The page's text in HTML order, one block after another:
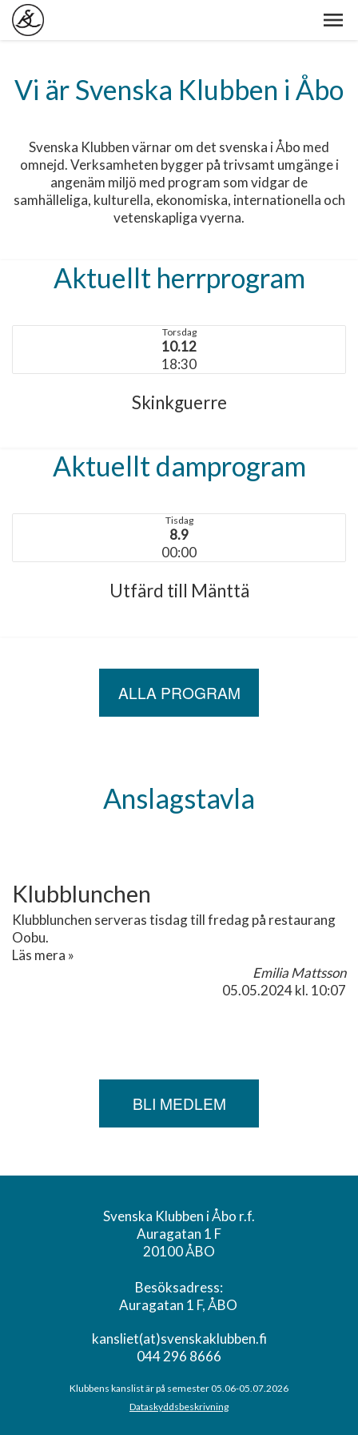
Vi är Svenska Klubben i Åbo
Svenska Klubben värnar om det svenska i Åbo med
omnejd. Verksamheten bygger på trivsamt umgänge i
angenäm miljö med program som vidgar de
samhälleliga, kulturella, ekonomiska, internationella och
vetenskapliga vyerna.
Aktuellt herrprogram
Torsdag
10.12
18:30
Skinkguerre
Aktuellt damprogram
Tisdag
8.9
00:00
Utfärd till Mänttä
ALLA PROGRAM
Anslagstavla
Klubblunchen
Klubblunchen serveras tisdag till fredag på restaurang
Oobu.
Läs mera »
Emilia Mattsson
05.05.2024kl. 10:07
BLI MEDLEM
Svenska Klubben i Åbo r.f.
Auragatan 1 F
20100 ÅBO
Besöksadress:
Auragatan 1 F, ÅBO
kansliet(at)svenskaklubben.fi
044 296 8666
Klubbens kanslist är på semester 05.06-05.07.2026
Dataskyddsbeskrivning